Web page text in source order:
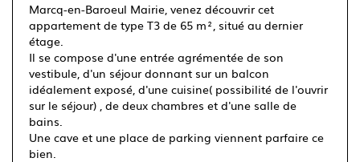
Marcq-en-Baroeul Mairie, venez découvrir cet
appartement de type T3 de 65 m², situé au dernier
étage.
Il se compose d'une entrée agrémentée de son
vestibule, d'un séjour donnant sur un balcon
idéalement exposé, d'une cuisine( possibilité de l'ouvrir
sur le séjour) , de deux chambres et d'une salle de
bains.
Une cave et une place de parking viennent parfaire ce
bien.